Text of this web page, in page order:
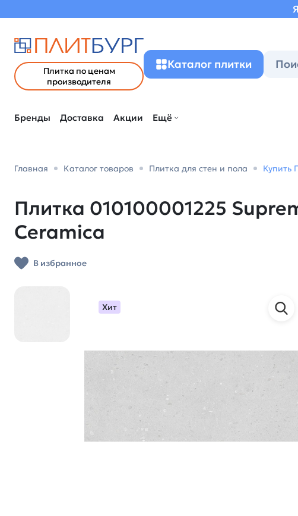
Плитка по ценам
производителя
Каталог плитки
Бренды Доставка Акции Ещё
Главная Каталог товаров Плитка для стен и пола Купить
Плитка 010100001225
Ceramica
В избранное
Хит